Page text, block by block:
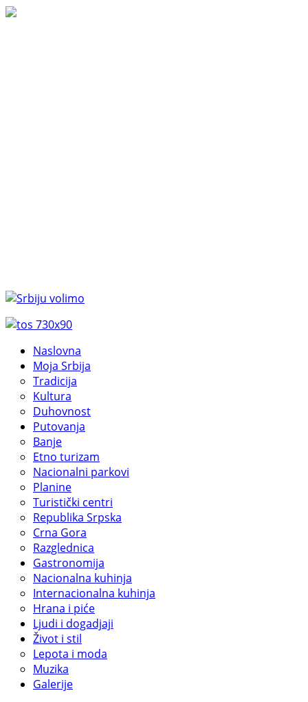
Naslovna
Moja Srbija
Tradicija
Kultura
Duhovnost
Putovanja
Banje
Etno turizam
Nacionalni parkovi
Planine
Turistički centri
Republika Srpska
Crna Gora
Razglednica
Gastronomija
Nacionalna kuhinja
Internacionalna kuhinja
Hrana i piće
Ljudi i dogadjaji
Život i stil
Lepota i moda
Muzika
Galerije